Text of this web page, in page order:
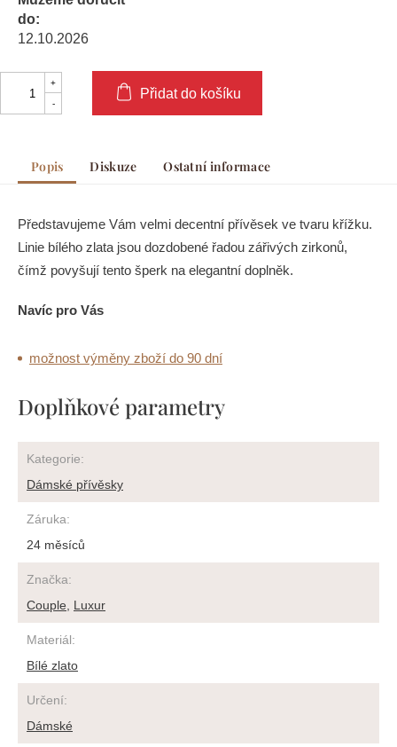
do:
12.10.2026
Přidat do košíku
Popis Diskuze Ostatní informace
Představujeme Vám velmi decentní přívěsek ve tvaru křížku.
Linie bílého zlata jsou dozdobené řadou zářivých zirkonů,
čímž povyšují tento šperk na elegantní doplněk.
Navíc pro Vás
možnost výměny zboží do 90 dní
Doplňkové parametry
Kategorie:
Dámské přívěsky
Záruka:
24 měsíců
Značka:
Couple
Luxur
Materiál:
Bílé zlato
Určení:
Dámské